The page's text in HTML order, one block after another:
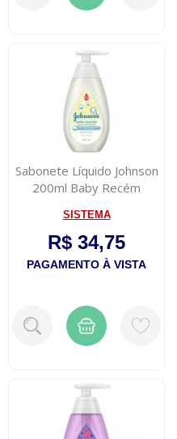
Sabonete Líquido Johnson
200ml Baby Recém
SISTEMA
R$ 34,75
PAGAMENTO À VISTA